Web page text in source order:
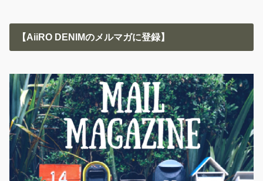
【AiiRO DENIMのメルマガに登録】